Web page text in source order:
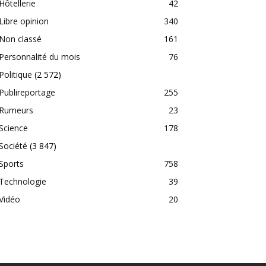
42
opinion
340
classé
161
du mois
76
(2 572)
255
23
178
(3 847)
758
39
20